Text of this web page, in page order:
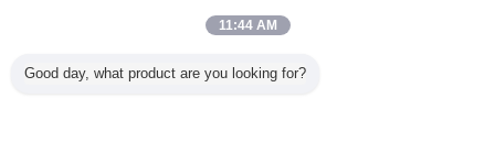
11:44 AM
Good day, what product are you looking for?